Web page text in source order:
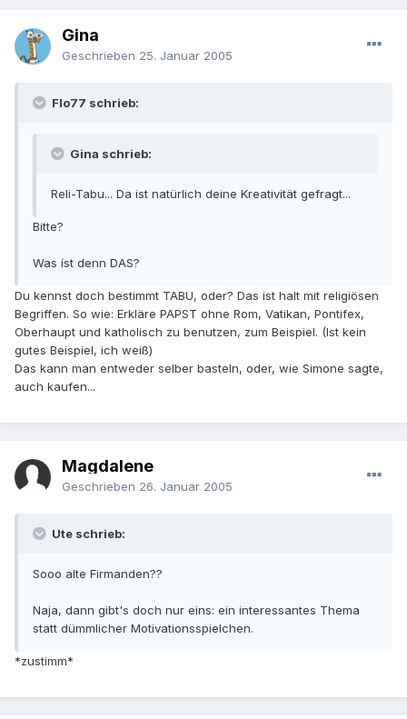
Gina
Geschrieben 25. Januar 2005
Flo77 schrieb:
Gina schrieb:
Reli-Tabu... Da ist natürlich deine Kreativität gefragt...
Bitte?
Was íst denn DAS?
Du kennst doch bestimmt TABU, oder? Das ist halt mit religiösen
Begriffen. So wie: Erkläre PAPST ohne Rom, Vatikan, Pontifex,
Oberhaupt und katholisch zu benutzen, zum Beispiel. (Ist kein
gutes Beispiel, ich weiß)
Das kann man entweder selber basteln, oder, wie Simone sagte,
auch kaufen...
Magdalene
Geschrieben 26. Januar 2005
Ute schrieb:
Sooo alte Firmanden??
Naja, dann gibt's doch nur eins: ein interessantes Thema
statt dümmlicher Motivationsspielchen.
*zustimm*